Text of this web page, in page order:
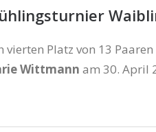
vierten Platz von 13
Wittmann am 30. April